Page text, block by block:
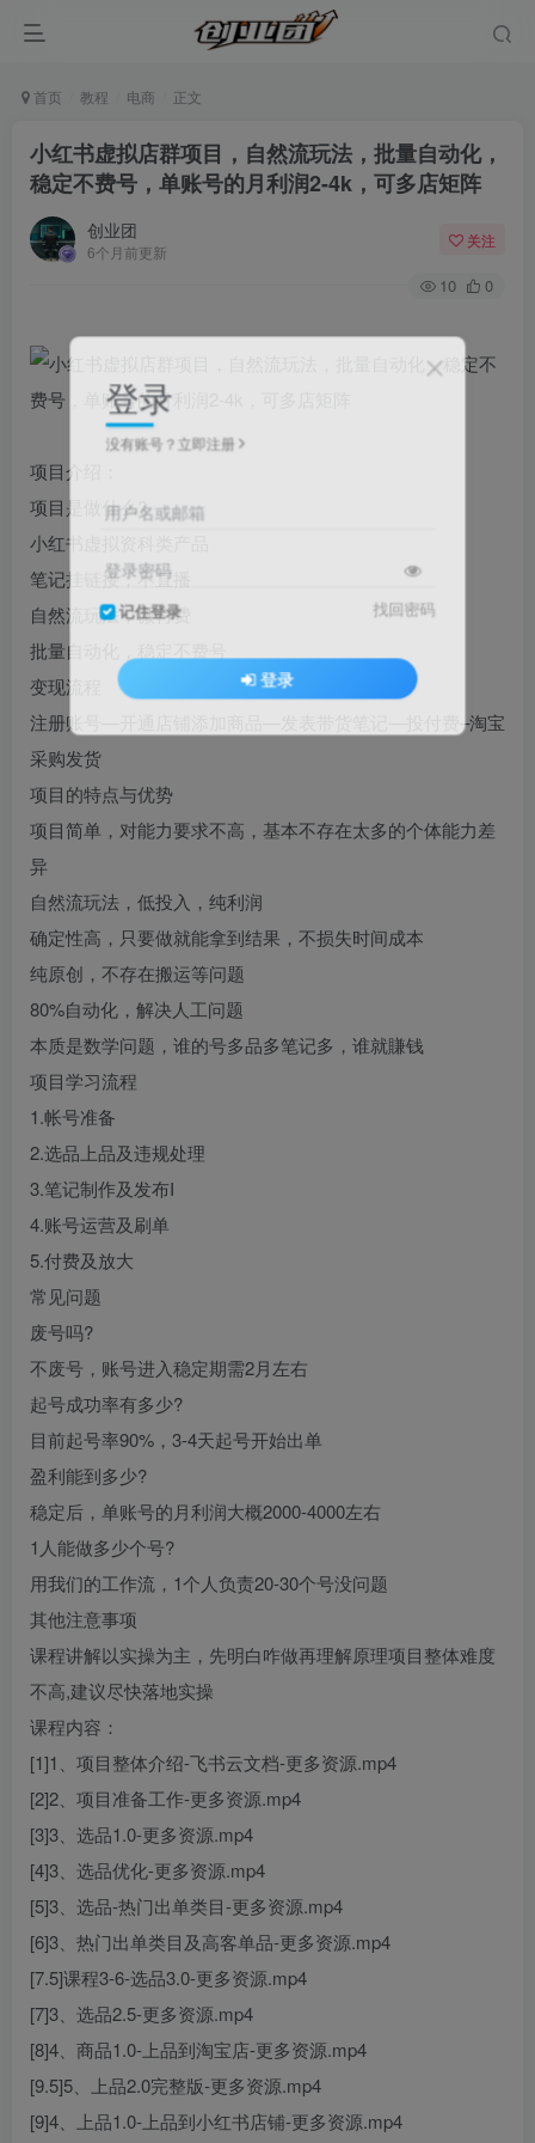
首页 教程 电商 正文
小红书虚拟店群项目，自然流玩法，批量自动化，
稳定不费号，单账号的月利润2-4k，可多店矩阵
创业团
6个月前更新
关注
10 0
项目介绍：
项目是做什么?
小红书虚拟资科类产品
笔记挂链接，不直播
自然流玩法，微付费
批量自动化，稳定不费号
变现流程
注册账号—开通店铺添加商品—发表带货笔记—投付费–淘宝
采购发货
项目的特点与优势
项目简单，对能力要求不高，基本不存在太多的个体能力差
异
自然流玩法，低投入，纯利润
确定性高，只要做就能拿到结果，不损失时间成本
纯原创，不存在搬运等问题
80%自动化，解决人工问题
本质是数学问题，谁的号多品多笔记多，谁就賺钱
项目学习流程
1.帐号准备
2.选品上品及违规处理
3.笔记制作及发布I
4.账号运营及刷单
5.付费及放大
常见问题
废号吗?
不废号，账号进入稳定期需2月左右
起号成功率有多少?
目前起号率90%，3-4天起号开始出单
盈利能到多少?
稳定后，单账号的月利润大概2000-4000左右
1人能做多少个号?
用我们的工作流，1个人负责20-30个号没问题
其他注意事项
课程讲解以实操为主，先明白咋做再理解原理项目整体难度
不高,建议尽快落地实操
课程内容：
[1]1、项目整体介绍-飞书云文档-更多资源.mp4
[2]2、项目准备工作-更多资源.mp4
[3]3、选品1.0-更多资源.mp4
[4]3、选品优化-更多资源.mp4
[5]3、选品-热门出单类目-更多资源.mp4
[6]3、热门出单类目及高客单品-更多资源.mp4
[7.5]课程3-6-选品3.0-更多资源.mp4
[7]3、选品2.5-更多资源.mp4
[8]4、商品1.0-上品到淘宝店-更多资源.mp4
[9.5]5、上品2.0完整版-更多资源.mp4
[9]4、上品1.0-上品到小红书店铺-更多资源.mp4
登录
没有账号？立即注册
用户名或邮箱
登录密码
记住登录 找回密码
登录